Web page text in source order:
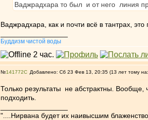
Ваджрадхара то был и от него линия
Ваджрадхара, как и почти всё в тантрах,
Буддизм чистой воды
№141772 Добавлено: Сб 23 Фев 13, 20:35 (13 лет тому
Только результаты не абстрактны. Вообще,
подходить.
"....Нирвана будет их наивысшим